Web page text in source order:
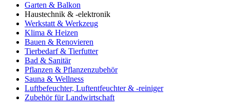
Garten & Balkon
Haustechnik & -elektronik
Werkstatt & Werkzeug
Klima & Heizen
Bauen & Renovieren
Tierbedarf & Tierfutter
Bad & Sanitär
Pflanzen & Pflanzenzubehör
Sauna & Wellness
Luftbefeuchter, Luftentfeuchter & -reiniger
Zubehör für Landwirtschaft